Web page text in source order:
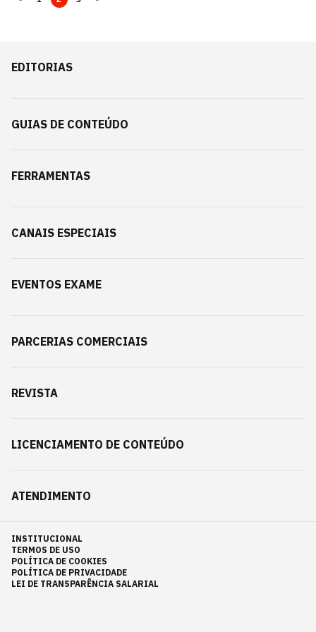
EDITORIAS
GUIAS DE CONTEÚDO
FERRAMENTAS
CANAIS ESPECIAIS
EVENTOS EXAME
PARCERIAS COMERCIAIS
REVISTA
LICENCIAMENTO DE CONTEÚDO
ATENDIMENTO
INSTITUCIONAL
TERMOS DE USO
POLÍTICA DE COOKIES
POLÍTICA DE PRIVACIDADE
LEI DE TRANSPARÊNCIA SALARIAL